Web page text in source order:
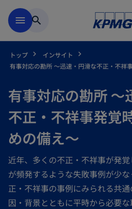
menu search
トップ
インサイト
有事対応の勘所 ～迅速・円滑な不正・不祥
有事対応の勘所 ～
不正・不祥事発覚
めの備え～
近年、多くの不正・不祥事が発
が頻発するような失敗事例が少
正・不祥事の事例にみられる共
因・背景とともに平時から必要な